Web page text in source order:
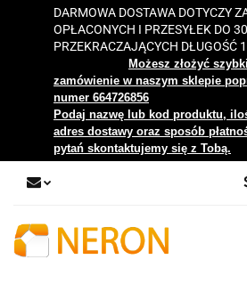
DARMOWA DOSTAWA DOTYCZY
OPŁACONYCH I PRZESYŁEK DO
PRZEKRACZAJĄCYCH DŁUGOŚĆ
Możesz złożyć
zamówienie w naszym sklepie
numer 664726856
Podaj nazwę lub kod produktu,
adres dostawy oraz sposób
pytań skontaktujemy się z Tobą.